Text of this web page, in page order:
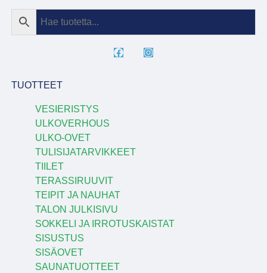
TUOTTEET
VESIERISTYS
ULKOVERHOUS
ULKO-OVET
TULISIJATARVIKKEET
TIILET
TERASSIRUUVIT
TEIPIT JA NAUHAT
TALON JULKISIVU
SOKKELI JA IRROTUSKAISTAT
SISUSTUS
SISÄOVET
SAUNATUOTTEET